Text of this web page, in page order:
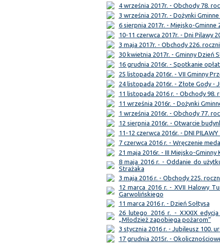
4 września 2017r. - Obchody 78.
3 września 2017r. - Dożynki
6 sierpnia 2017r. - Miejsko-
10-11 czerwca 2017r. - Dni Pilawy
3 maja 2017r. - Obchody 226.
30 kwietnia 2017r. - Gminny Dzień
16 grudnia 2016r. - Spotkanie
25 listopada 2016r. - VII Gminny
24 listopada 2016r. - Złote Gody -
11 listopada 2016 r. - Obchody 98.
11 września 2016r. - Dożynki
1 września 2016r. - Obchody 77.
12 sierpnia 2016r. - Otwarcie
11-12 czerwca 2016r. - DNI PILAWY
7 czerwca 2016 r. - Wręczenie
21 maja 2016r. - III Miejsko-
8 maja 2016 r. - Oddanie do
Strażaka
3 maja 2016 r. - Obchody 225.
12 marca 2016 r. - XVII Halowy
Garwolińskiego
11 marca 2016 r. - Dzień Sołtysa
26 lutego 2016 r. - XXXIX
„Młodzież zapobiega pożarom”
3 stycznia 2016 r. - Jubileusz 100.
17 grudnia 2015r. -